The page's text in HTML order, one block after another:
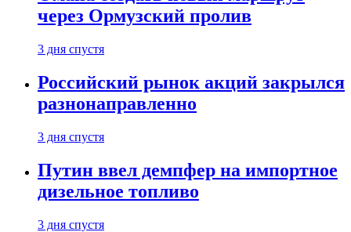
через Ормузский пролив
3 дня спустя
Российский рынок акций закрылся
разнонаправленно
3 дня спустя
Путин ввел демпфер на импортное
дизельное топливо
3 дня спустя